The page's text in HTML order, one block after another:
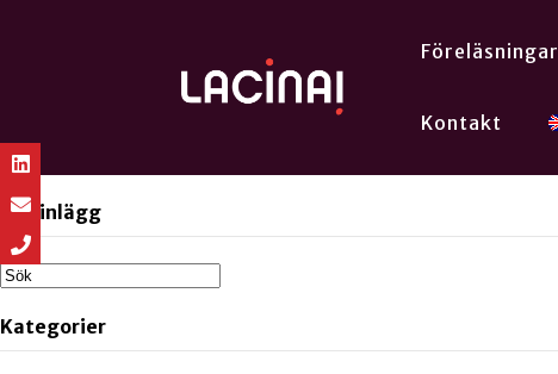
Föreläsningar
Kontakt
Sök inlägg
Kategorier